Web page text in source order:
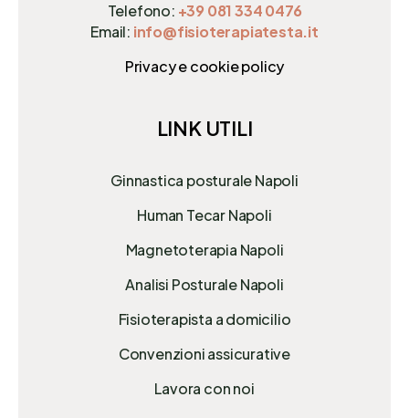
Telefono: +39 081 334 0476
Email: info@fisioterapiatesta.it
Privacy e cookie policy
LINK UTILI
Ginnastica posturale Napoli
Human Tecar Napoli
Magnetoterapia Napoli
Analisi Posturale Napoli
Fisioterapista a domicilio
Convenzioni assicurative
Lavora con noi